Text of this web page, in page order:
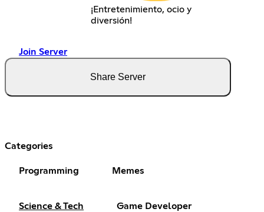
¡Entretenimiento, ocio y
diversión!
Join Server
Share Server
Categories
Programming Memes
Science & Tech Game Developer